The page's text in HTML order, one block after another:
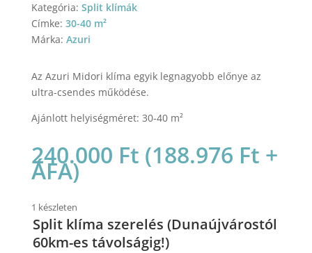
Kategória: Split klímák
Címke: 30-40 m²
Márka: Azuri
Az Azuri Midori klíma egyik legnagyobb előnye az
ultra-csendes működése.
Ajánlott helyiségméret: 30-40 m²
240.000 Ft (188.976 Ft +
ÁFA)
1 készleten
Split klíma szerelés (Dunaújvárostól
60km-es távolságig!)